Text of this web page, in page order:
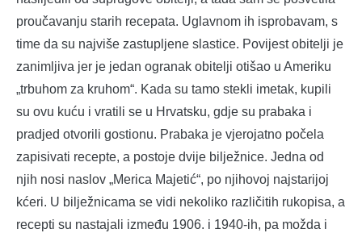
proučavanju starih recepata. Uglavnom ih isprobavam, s
time da su najviše zastupljene slastice. Povijest obitelji je
zanimljiva jer je jedan ogranak obitelji otišao u Ameriku
„trbuhom za kruhom“. Kada su tamo stekli imetak, kupili
su ovu kuću i vratili se u Hrvatsku, gdje su prabaka i
pradjed otvorili gostionu. Prabaka je vjerojatno počela
zapisivati recepte, a postoje dvije bilježnice. Jedna od
njih nosi naslov „Merica Majetić“, po njihovoj najstarijoj
kćeri. U bilježnicama se vidi nekoliko različitih rukopisa, a
recepti su nastajali između 1906. i 1940-ih, pa možda i